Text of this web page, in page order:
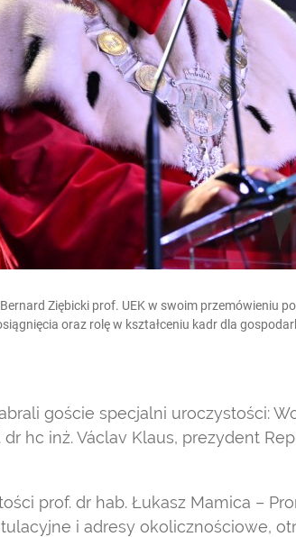
Ziębicki prof. UEK w swoim przemówieniu
oraz rolę w kształceniu kadr dla
goście specjalni uroczystości:
dr hc inż. Václav Klaus, prezydent
prof. dr hab. Łukasz Mamica –
i adresy okolicznościowe,